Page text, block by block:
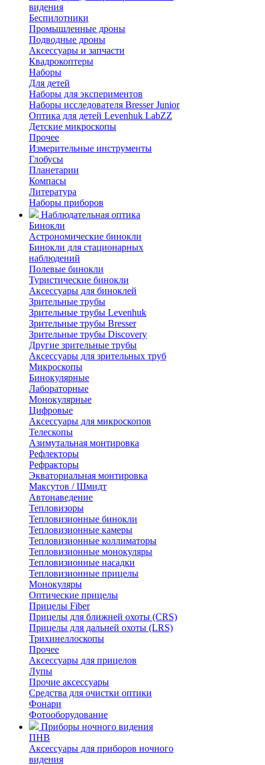
видения
Беспилотники
Промышленные дроны
Подводные дроны
Аксессуары и запчасти
Квадрокоптеры
Наборы
Для детей
Наборы для экспериментов
Наборы исследователя Bresser Junior
Оптика для детей Levenhuk LabZZ
Детские микроскопы
Прочее
Измерительные инструменты
Глобусы
Планетарии
Компасы
Литература
Наборы приборов
Наблюдательная оптика
Бинокли
Астрономические бинокли
Бинокли для стационарных
наблюдений
Полевые бинокли
Туристические бинокли
Аксессуары для биноклей
Зрительные трубы
Зрительные трубы Levenhuk
Зрительные трубы Bresser
Зрительные трубы Discovery
Другие зрительные трубы
Аксессуары для зрительных труб
Микроскопы
Бинокулярные
Лабораторные
Монокулярные
Цифровые
Аксессуары для микроскопов
Телескопы
Азимутальная монтировка
Рефлекторы
Рефракторы
Экваториальная монтировка
Максутов / Шмидт
Автонаведение
Тепловизоры
Тепловизионные бинокли
Тепловизионные камеры
Тепловизионные коллиматоры
Тепловизионные монокуляры
Тепловизионные насадки
Тепловизионные прицелы
Монокуляры
Оптические прицелы
Прицелы Fiber
Прицелы для ближней охоты (CRS)
Прицелы для дальней охоты (LRS)
Трихинеллоскопы
Прочее
Аксессуары для прицелов
Лупы
Прочие аксессуары
Средства для очистки оптики
Фонари
Фотооборудование
Приборы ночного видения
ПНВ
Аксессуары для приборов ночного
видения